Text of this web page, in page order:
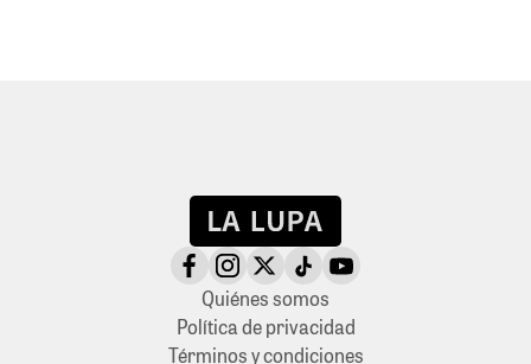
Quiénes somos
Política de privacidad
Términos y condiciones